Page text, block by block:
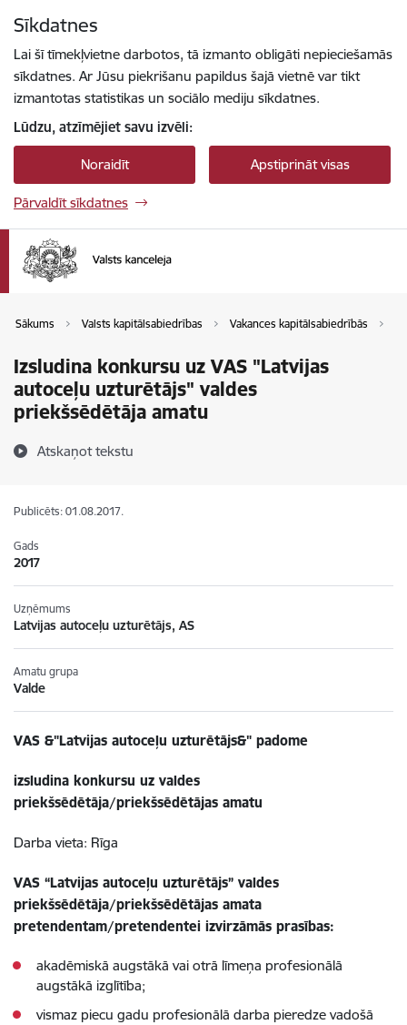
Sīkdatnes
Lai šī tīmekļvietne darbotos, tā izmanto obligāti nepieciešamās
sīkdatnes. Ar Jūsu piekrišanu papildus šajā vietnē var tikt
izmantotas statistikas un sociālo mediju sīkdatnes.
Lūdzu, atzīmējiet savu izvēli:
Noraidīt Apstiprināt visas
Pārvaldīt sīkdatnes
Sākums Valsts kapitālsabiedrības Vakances kapitālsabiedrībās
Izsludina konkursu uz VAS "Latvijas
autoceļu uzturētājs" valdes
priekšsēdētāja amatu
Atskaņot tekstu
Publicēts: 01.08.2017.
Gads
2017
Uzņēmums
Latvijas autoceļu uzturētājs, AS
Amatu grupa
Valde
VAS &"Latvijas autoceļu uzturētājs&" padome
izsludina konkursu uz valdes
priekšsēdētāja/priekšsēdētājas amatu
Darba vieta: Rīga
VAS “Latvijas autoceļu uzturētājs” valdes
priekšsēdētāja/priekšsēdētājas amata
pretendentam/pretendentei izvirzāmās prasības:
akadēmiskā augstākā vai otrā līmeņa profesionālā
augstākā izglītība;
vismaz piecu gadu profesionālā darba pieredze vadošā